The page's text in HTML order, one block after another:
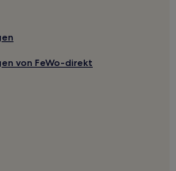
von FeWo-direkt